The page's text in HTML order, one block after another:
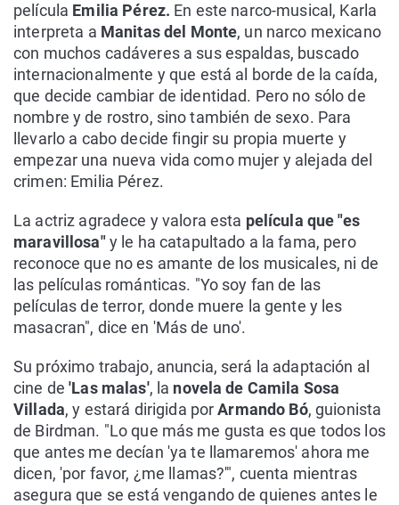
película Emilia Pérez. En este narco-musical, Karla
interpreta a Manitas del Monte, un narco mexicano
con muchos cadáveres a sus espaldas, buscado
internacionalmente y que está al borde de la caída,
que decide cambiar de identidad. Pero no sólo de
nombre y de rostro, sino también de sexo. Para
llevarlo a cabo decide fingir su propia muerte y
empezar una nueva vida como mujer y alejada del
crimen: Emilia Pérez.
La actriz agradece y valora esta película que "es
maravillosa"y le ha catapultado a la fama, pero
reconoce que no es amante de los musicales, ni de
las películas románticas. "Yo soy fan de las
películas de terror, donde muere la gente y les
masacran", dice en 'Más de uno'.
Su próximo trabajo, anuncia, será la adaptación al
cine de'Las malas', la novela de Camila Sosa
Villada, y estará dirigida porArmando Bó, guionista
de Birdman. "Lo que más me gusta es que todos los
que antes me decían 'ya te llamaremos' ahora me
dicen, 'por favor, ¿me llamas?'", cuenta mientras
asegura que se está vengando de quienes antes le